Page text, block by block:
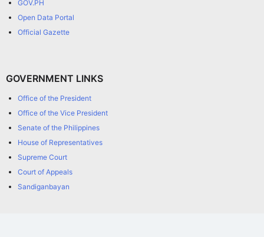
GOV.PH
Open Data Portal
Official Gazette
GOVERNMENT LINKS
Office of the President
Office of the Vice President
Senate of the Philippines
House of Representatives
Supreme Court
Court of Appeals
Sandiganbayan